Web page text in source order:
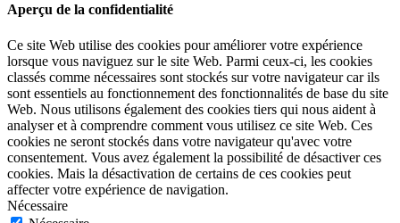
Aperçu de la confidentialité
Ce site Web utilise des cookies pour améliorer votre expérience
lorsque vous naviguez sur le site Web. Parmi ceux-ci, les cookies
classés comme nécessaires sont stockés sur votre navigateur car ils
sont essentiels au fonctionnement des fonctionnalités de base du site
Web. Nous utilisons également des cookies tiers qui nous aident à
analyser et à comprendre comment vous utilisez ce site Web. Ces
cookies ne seront stockés dans votre navigateur qu'avec votre
consentement. Vous avez également la possibilité de désactiver ces
cookies. Mais la désactivation de certains de ces cookies peut
affecter votre expérience de navigation.
Nécessaire